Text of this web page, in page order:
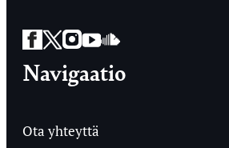
Facebook
Twitter
Instagram
YouTube
SoundCloud
Navigaatio
Ota yhteyttä